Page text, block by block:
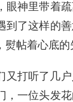
眼神里带着
到了这样的
帖着心底的
又打听了几
，一位头发